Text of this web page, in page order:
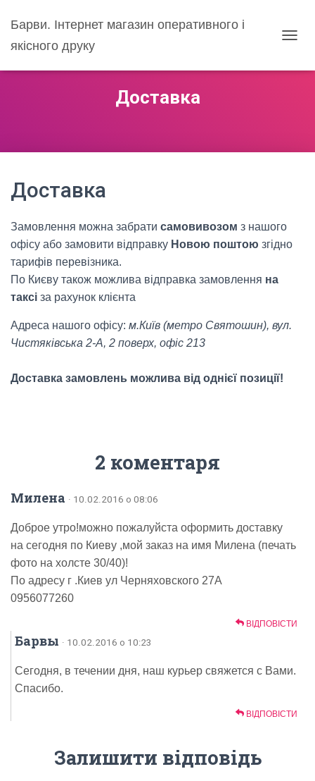
Барви. Інтернет магазин оперативного і
якісного друку
Доставка
Доставка
Замовлення можна забрати самовивозом з нашого
офісу або замовити відправку Новою поштою згідно
тарифів перевізника.
По Києву також можлива відправка замовлення на
таксі за рахунок клієнта
Адреса нашого офісу: м.Київ (метро Святошин), вул.
Чистяківська 2-А, 2 поверх, офіс 213
Доставка замовлень можлива від однієї позиції!
2 коментаря
Милена · 10.02.2016 о 08:06
Доброе утро!можно пожалуйста оформить доставку
на сегодня по Киеву ,мой заказ на имя Милена (печать
фото на холсте 30/40)!
По адресу г .Киев ул Черняховского 27А
0956077260
ВІДПОВІСТИ
Барвы · 10.02.2016 о 10:23
Сегодня, в течении дня, наш курьер свяжется с Вами.
Спасибо.
ВІДПОВІСТИ
Залишити відповідь